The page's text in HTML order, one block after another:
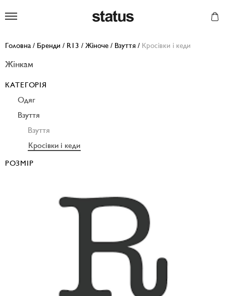
Головна / Бренди / R13 / Жіноче / Взуття / Кросівки і кеди
Жінкам
КАТЕГОРІЯ
Одяг
Взуття
Взуття
Кросівки і кеди
РОЗМІР